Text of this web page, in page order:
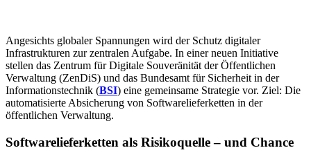
Angesichts globaler Spannungen wird der Schutz digitaler
Infrastrukturen zur zentralen Aufgabe. In einer neuen Initiative
stellen das Zentrum für Digitale Souveränität der Öffentlichen
Verwaltung (ZenDiS) und das Bundesamt für Sicherheit in der
Informationstechnik (BSI) eine gemeinsame Strategie vor. Ziel: Die
automatisierte Absicherung von Softwarelieferketten in der
öffentlichen Verwaltung.
Softwarelieferketten als Risikoquelle – und Chance